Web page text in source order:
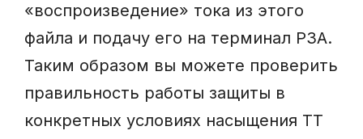
«воспроизведение» тока из этого
файла и подачу его на терминал РЗА.
Таким образом вы можете проверить
правильность работы защиты в
конкретных условиях насыщения ТТ